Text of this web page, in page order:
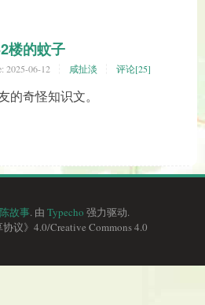
楼的蚊子
2025-06-12 咸扯淡 评论[25]
的奇怪知识文。
故事. 由 Typecho 强力驱动.
协议》4.0/Creative Commons 4.0